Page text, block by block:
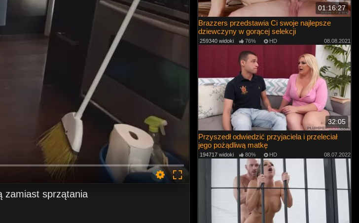
zamiast sprzątania
01:16:27
Brazzers przedstawia Ci swoje najlepsze
dziewczyny w gorącej selekcji
259340 widoki 76% HD 08.08.2021
32:05
Przyszedł odwiedzić przyjaciela i przeleciał
jego pożądliwą matkę
194717 widoki 80% HD 08.07.2022